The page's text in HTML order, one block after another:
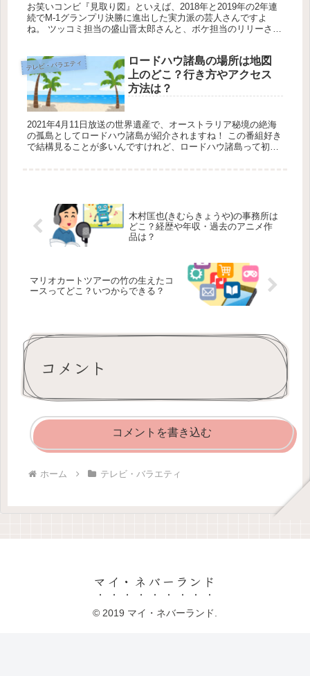
お笑いコンビ『見取り図』といえば、2018年と2019年の2年連
続でM-1グランプリ決勝に進出した実力派の芸人さんですよ
ね。 ツッコミ担当の盛山晋太郎さんと、ボケ担当のリリーさん
テレビ・バラエティ
ロードハウ諸島の場所は地図
上のどこ？行き方やアクセス
方法は？
2021年4月11日放送の世界遺産で、オーストラリア秘境の絶海
の孤島としてロードハウ諸島が紹介されますね！ この番組好き
で結構見ることが多いんですけれど、ロードハウ諸島って初め
木村匡也(きむらきょうや)の事務所は
どこ？経歴や年収・過去のアニメ作
品は？
マリオカートツアーの竹の生えたコ
ースってどこ？いつからできる？
コメント
コメントを書き込む
ホーム テレビ・バラエティ
マイ・ネバーランド
© 2019 マイ・ネバーランド.